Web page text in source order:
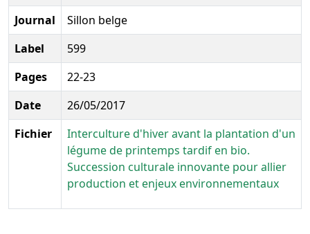
Journal
Sillon belge
Label
599
Pages
22-23
Date
26/05/2017
Fichier
Interculture d'hiver avant la plantation d'un
légume de printemps tardif en bio.
Succession culturale innovante pour allier
production et enjeux environnementaux